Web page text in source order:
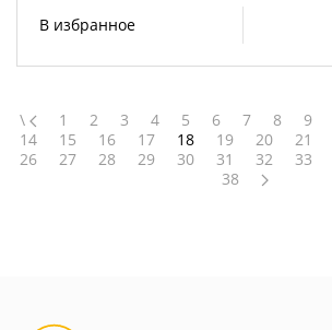
В избранное
\ 1 2 3 4 5 6 7 8 9
14
15 16 17 18 19 20 21
26
27 28 29 30 31 32 33
38